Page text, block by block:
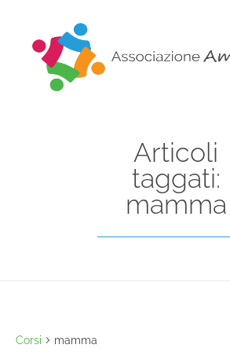
Articoli
taggati:
mamma
Corsi mamma